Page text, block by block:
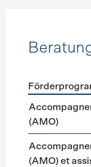
(AMO)
(AMO) et